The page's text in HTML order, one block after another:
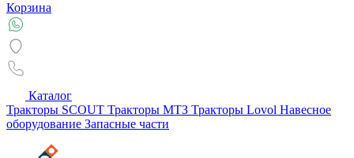
Корзина
Каталог
Тракторы SCOUT Тракторы МТЗ Тракторы Lovol Навесное
оборудование Запасные части